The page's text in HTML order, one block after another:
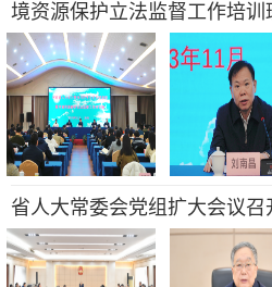
境资源保护立法监督工作培训
省人大常委会党组扩大会议召